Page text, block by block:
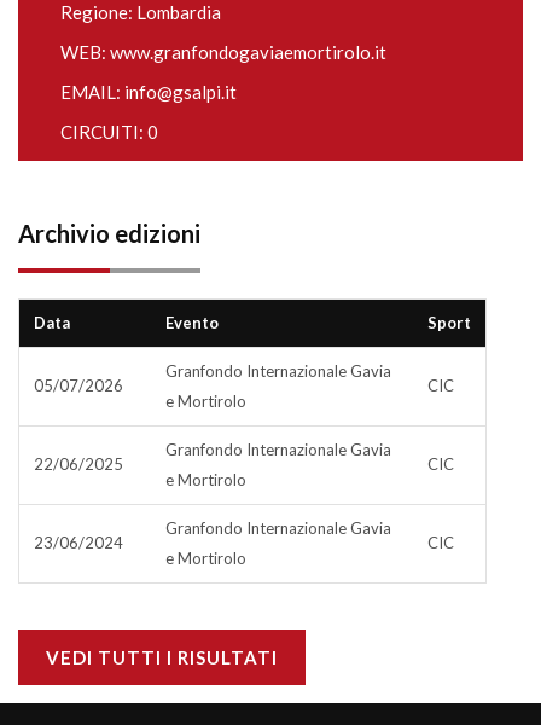
Regione: Lombardia
WEB: www.granfondogaviaemortirolo.it
EMAIL: info@gsalpi.it
CIRCUITI: 0
Archivio edizioni
Data Evento Sport
05/07/2026
Granfondo Internazionale Gavia
e Mortirolo
CIC
22/06/2025
Granfondo Internazionale Gavia
e Mortirolo
CIC
23/06/2024
Granfondo Internazionale Gavia
e Mortirolo
CIC
VEDI TUTTI I RISULTATI